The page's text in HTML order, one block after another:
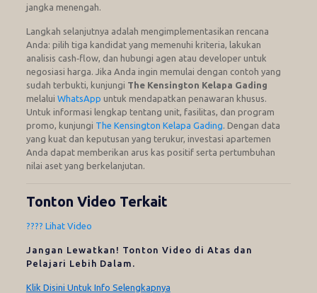
jangka menengah.
Langkah selanjutnya adalah mengimplementasikan rencana
Anda: pilih tiga kandidat yang memenuhi kriteria, lakukan
analisis cash‑flow, dan hubungi agen atau developer untuk
negosiasi harga. Jika Anda ingin memulai dengan contoh yang
sudah terbukti, kunjungi The Kensington Kelapa Gading
melalui WhatsApp untuk mendapatkan penawaran khusus.
Untuk informasi lengkap tentang unit, fasilitas, dan program
promo, kunjungi The Kensington Kelapa Gading . Dengan data
yang kuat dan keputusan yang terukur, investasi apartemen
Anda dapat memberikan arus kas positif serta pertumbuhan
nilai aset yang berkelanjutan.
Tonton Video Terkait
???? Lihat Video
Jangan Lewatkan! Tonton Video di Atas dan
Pelajari Lebih Dalam.
Klik Disini Untuk Info Selengkapnya